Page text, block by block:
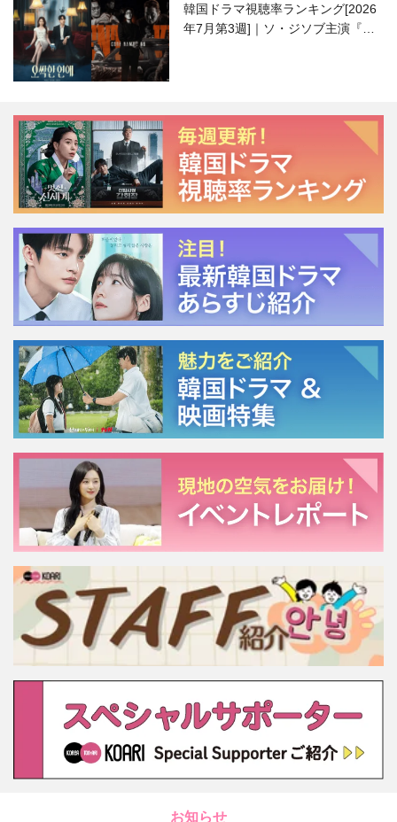
韓国ドラマ視聴率ランキング[2026
年7月第3週]｜ソ・ジソブ主演『エ
お知らせ